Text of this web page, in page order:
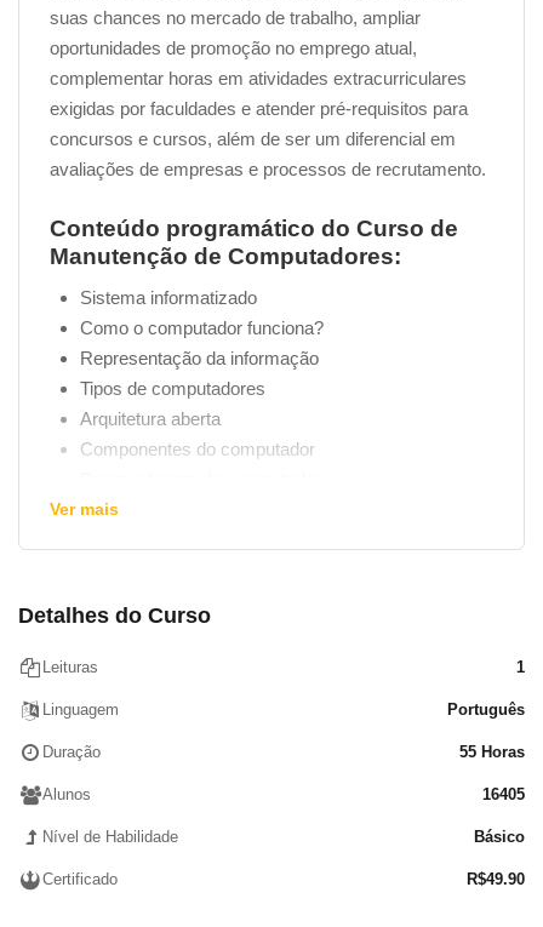
suas chances no mercado de trabalho, ampliar
oportunidades de promoção no emprego atual,
complementar horas em atividades extracurriculares
exigidas por faculdades e atender pré-requisitos para
concursos e cursos, além de ser um diferencial em
avaliações de empresas e processos de recrutamento.
Conteúdo programático do Curso de
Manutenção de Computadores:
Sistema informatizado
Como o computador funciona?
Representação da informação
Tipos de computadores
Arquitetura aberta
Componentes do computador
Montagem do computador
Problemas de software
Ver mais
Detalhes do Curso
Leituras 1
Linguagem Português
Duração 55 Horas
Alunos 16405
Nível de Habilidade Básico
Certificado R$49.90